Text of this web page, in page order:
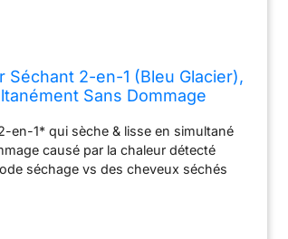
Séchant 2-en-1 (Bleu Glacier),
Sans Dommage
en-1* qui sèche & lisse en simultané
causé par la chaleur détecté
séchage vs des cheveux séchés
142 femmes, juin 2021.
: l’air se coupe, la température des